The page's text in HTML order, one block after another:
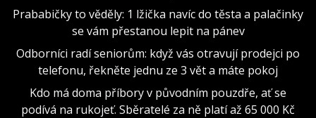
Prababičky to věděly: 1 lžička navíc do těsta a palačinky
se vám přestanou lepit na pánev
Odborníci radí seniorům: když vás otravují prodejci po
telefonu, řekněte jednu ze 3 vět a máte pokoj
Kdo má doma příbory v původním pouzdře, ať se
podívá na rukojeť. Sběratelé za ně platí až 65 000 Kč